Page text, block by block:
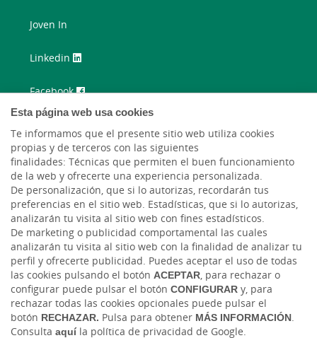
Esta página web usa cookies
Te informamos que el presente sitio web utiliza cookies
propias y de terceros con las siguientes
finalidades: Técnicas que permiten el buen funcionamiento
de la web y ofrecerte una experiencia personalizada.
De personalización, que si lo autorizas, recordarán tus
preferencias en el sitio web. Estadísticas, que si lo autorizas,
analizarán tu visita al sitio web con fines estadísticos.
De marketing o publicidad comportamental las cuales
analizarán tu visita al sitio web con la finalidad de analizar tu
perfil y ofrecerte publicidad. Puedes aceptar el uso de todas
las cookies pulsando el botón ACEPTAR, para rechazar o
configurar puede pulsar el botón CONFIGURAR y, para
rechazar todas las cookies opcionales puede pulsar el
botón RECHAZAR. Pulsa para obtener MÁS INFORMACIÓN.
Consulta aquíla política de privacidad de Google.
Joven In
Linkedin
Facebook
Instagram
Youtube
Tablón de anuncios Tipos de cambio Aviso legal
Política de cookies
Protección de datos